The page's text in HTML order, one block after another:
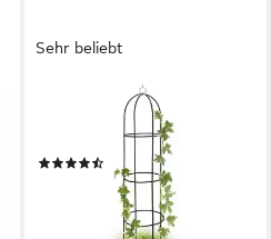
Sehr beliebt
Rankhilfe Rankobelisk aus
UVP39,99 €
lieferbar - in 3-4 Werktagen bei dir